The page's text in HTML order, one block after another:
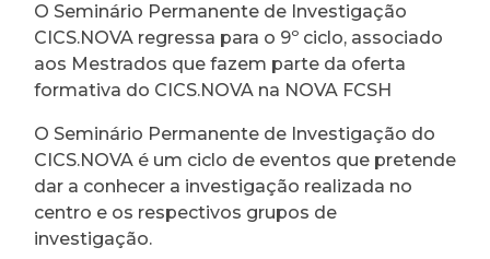
O Seminário Permanente de Investigação
CICS.NOVA regressa para o 9º ciclo, associado
aos Mestrados que fazem parte da oferta
formativa do CICS.NOVA na NOVA FCSH
O Seminário Permanente de Investigação do
CICS.NOVA é um ciclo de eventos que pretende
dar a conhecer a investigação realizada no
centro e os respectivos grupos de
investigação.